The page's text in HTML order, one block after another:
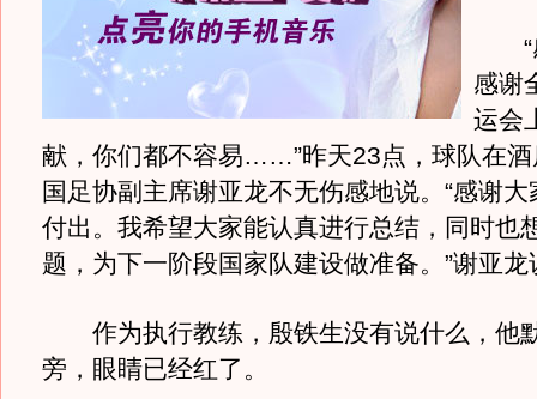
“
感谢
运会
献，你们都不容易……”昨天23点，球队在酒
国足协副主席谢亚龙不无伤感地说。“感谢
付出。我希望大家能认真进行总结，同时也
题，为下一阶段国家队建设做准备。”谢亚龙
作为执行教练，殷铁生没有说什么，他
旁，眼睛已经红了。